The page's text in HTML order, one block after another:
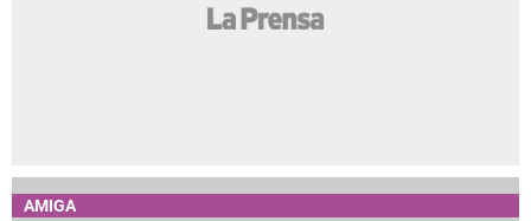
AMIGA